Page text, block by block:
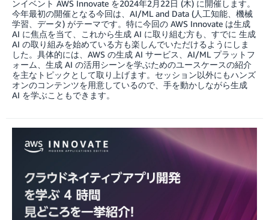
ンイベント AWS Innovate を2024年2月22日 (木) に開催します。
今年最初の開催となる今回は、AI/ML and Data (人工知能、機械
学習、データ) がテーマです。特に今回の AWS Innovate は生成
AI に焦点を当て、これから生成 AI に取り組む方も、すでに 生成
AI の取り組みを始めている方も楽しんでいただけるようにしま
した。具体的には、AWS の生成 AI サービス、AI/ML プラットフ
ォーム、生成 AI の活用シーンを学ぶためのユースケースの紹介
を主なトピックとして取り上げます。セッション以外にもハンズ
オンのコンテンツを用意しているので、手を動かしながら生成
AI を学ぶこともできます。